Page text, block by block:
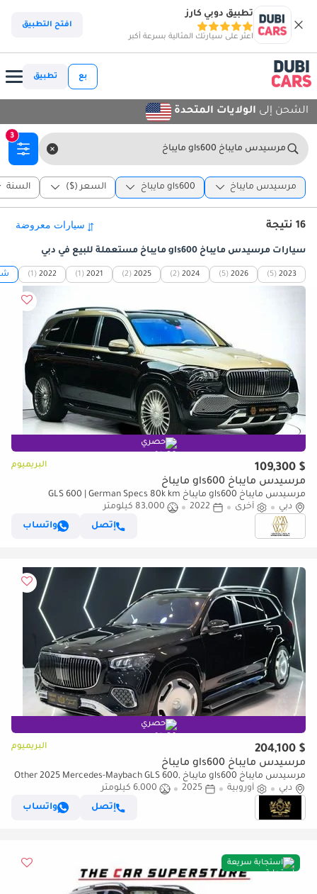
تطبيق دوبي كارز
اعثر على سيارتك المثالية بسرعة أكبر
افتح التطبيق
بع تطبيق
الشحن إلى الولايات المتحدة
مرسيدس مايباخ gls600 مايباخ
3
مرسيدس مايباخ gls600 مايباخ السعر ($) السنة
16 نتيجة
سيارات مرسيدس مايباخ gls600 مايباخ مستعملة للبيع في دبي
2023
(5)
2026
(5)
2024
(2)
2025
(2)
2021
(1)
2022
(1)
حصري
$ 109,300 البريميوم
مرسيدس مايباخ gls600 مايباخ
مرسيدس مايباخ gls600 مايباخ GLS 600 | German Specs 80k km
دبي
أخرى 2022
83,000 كيلومتر
إتصل
واتساب
حصري
$ 204,100 البريميوم
مرسيدس مايباخ gls600 مايباخ
مرسيدس مايباخ gls600 مايباخ Other 2025 Mercedes-Maybach GLS 600,
Rare Blue Executive Interior, Rear Entertainment Screens!!
دبي أوروبية 2025
6,000 كيلومتر
إتصل
واتساب
استجابة سريعة